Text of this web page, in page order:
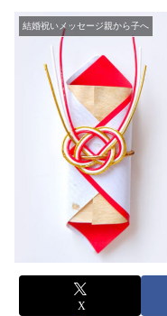
結婚祝いメッセージ親から子へ
X